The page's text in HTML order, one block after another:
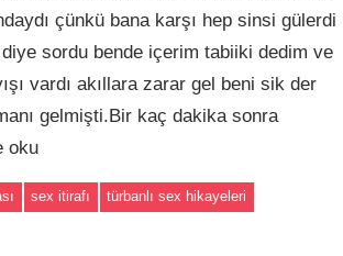
çünkü bana karşı hep sinsi gülerdi
sordu bende içerim tabiiki dedim ve
vardı akıllara zarar gel beni sik der
gelmişti.Bir kaç dakika sonra
oku
sex itirafı
türbanlı sex hikayeleri